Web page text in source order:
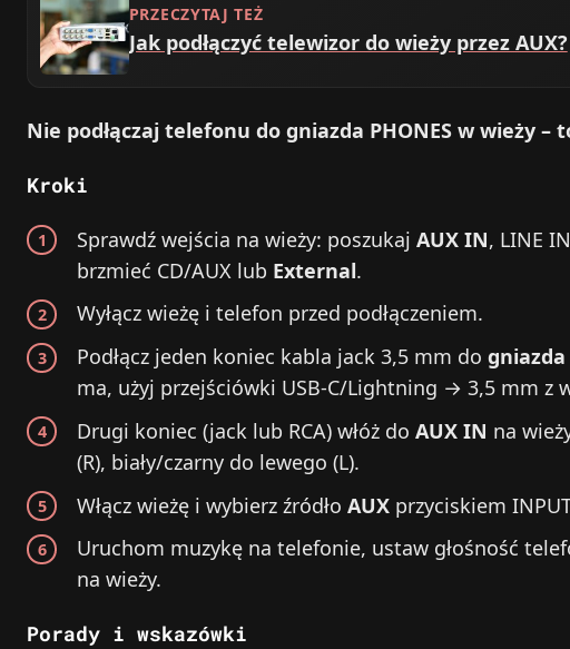
PRZECZYTAJ TEŻ
Jak podłączyć telewizor do wieży przez AUX?
Nie podłączaj telefonu do gniazda PHONES w wieży –
Kroki
Sprawdź wejścia na wieży: poszukaj AUX IN, LINE
brzmieć CD/AUX lub External.
Wyłącz wieżę i telefon przed podłączeniem.
Podłącz jeden koniec kabla jack 3,5 mm do gniazda
ma, użyj przejściówki USB‑C/Lightning → 3,5 mm z
Drugi koniec (jack lub RCA) włóż do AUX IN na
(R), biały/czarny do lewego (L).
Włącz wieżę i wybierz źródło AUX przyciskiem
Uruchom muzykę na telefonie, ustaw głośność
na wieży.
Porady i wskazówki